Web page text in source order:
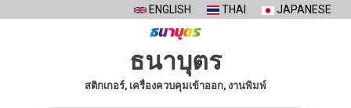
ENGLISH THAI JAPANESE
ธนาบุตร
สติกเกอร์, เครื่องควบคุมเข้าออก, งานพิมพ์